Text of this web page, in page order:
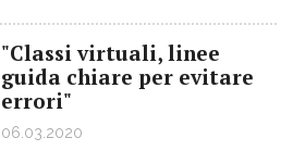
"Classi virtuali, linee
guida chiare per evitare
errori"
06.03.2020